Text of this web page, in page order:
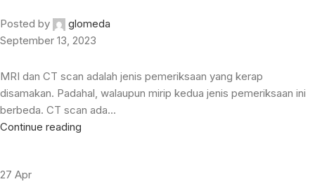
Posted by
glomeda
September 13, 2023
MRI dan CT scan adalah jenis pemeriksaan yang kerap
disamakan. Padahal, walaupun mirip kedua jenis pemeriksaan ini
berbeda. CT scan ada...
Continue reading
27 Apr